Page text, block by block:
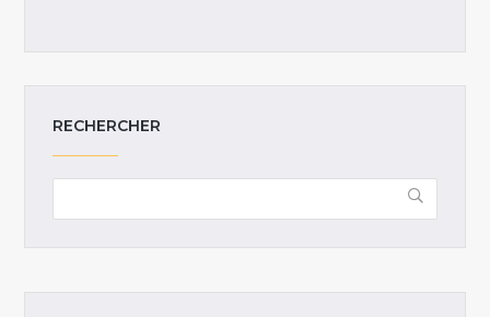
RECHERCHER